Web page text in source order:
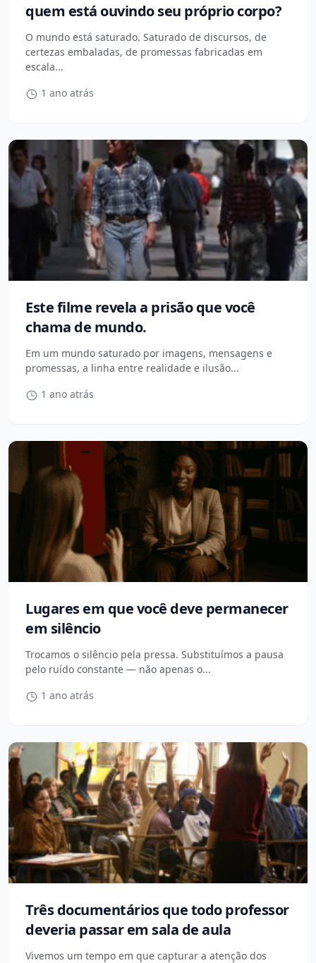
quem está ouvindo seu próprio corpo?
O mundo está saturado. Saturado de discursos, de
certezas embaladas, de promessas fabricadas em
escala...
1 ano atrás
Este filme revela a prisão que você
chama de mundo.
Em um mundo saturado por imagens, mensagens e
promessas, a linha entre realidade e ilusão...
1 ano atrás
Lugares em que você deve permanecer
em silêncio
Trocamos o silêncio pela pressa. Substituímos a pausa
pelo ruído constante — não apenas o...
1 ano atrás
Três documentários que todo professor
deveria passar em sala de aula
Vivemos um tempo em que capturar a atenção dos